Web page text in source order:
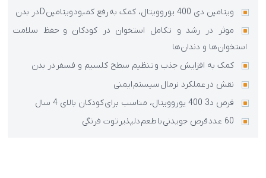
واحد
یوروویتال
60
عددی
عدد
ویتامین دی 400 یوروویتال، کمک به رفع کمبود ویتامین D در بدن
موثر در رشد و تکامل استخوان در کودکان و حفظ سلامت
استخوان‌ها و دندان‌ها
کمک به افزایش جذب و تنظیم سطح کلسیم و فسفر در بدن
نقش در عملکرد نرمال سیستم ایمنی
قرص د3 400 یوروویتال، مناسب برای کودکان بالای 4 سال
60 عدد قرص جویدنی با طعم دلپذیر توت فرنگی